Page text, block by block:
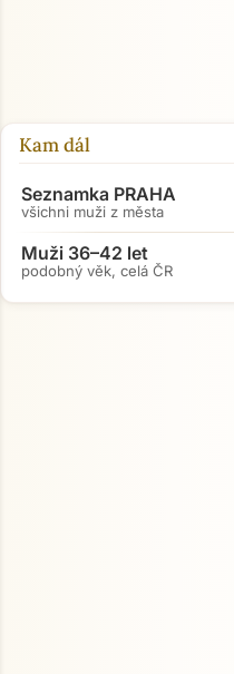
Kam dál
Seznamka PRAHA
všichni muži z města
Muži 36–42 let
podobný věk, celá ČR